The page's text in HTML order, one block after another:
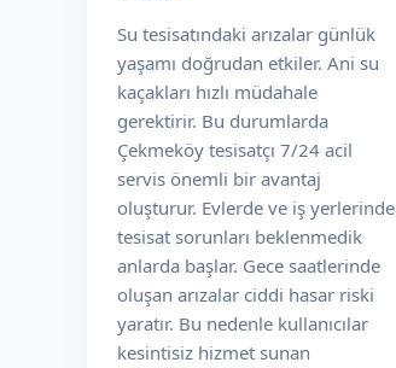
Su tesisatındaki arızalar günlük
yaşamı doğrudan etkiler. Ani su
kaçakları hızlı müdahale
gerektirir. Bu durumlarda
Çekmeköy tesisatçı 7/24 acil
servis önemli bir avantaj
oluşturur. Evlerde ve iş yerlerinde
tesisat sorunları beklenmedik
anlarda başlar. Gece saatlerinde
oluşan arızalar ciddi hasar riski
yaratır. Bu nedenle kullanıcılar
kesintisiz hizmet sunan